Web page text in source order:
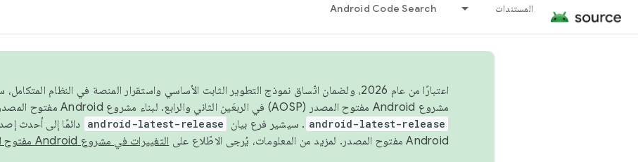
المستندات Android Code Search
اعتبارًا من عام 2026، ولضمان اتّساق نموذج التطوير الثابت الأساسي واستقرار المنصة في النظام
مشروع Android مفتوح المصدر (AOSP) في الربعَين الثاني والرابع. لبناء مشروع Android مفتوح المصدر والمساهمة فيه، استخدِم
android-latest-release . سيشير فرع بيان android-latest-release دائمًا إلى أحدث
Android مفتوح المصدر. لمزيد من المعلومات، يُرجى الاطّلاع على
التغييرات في مشروع Android مفتوح المصدر